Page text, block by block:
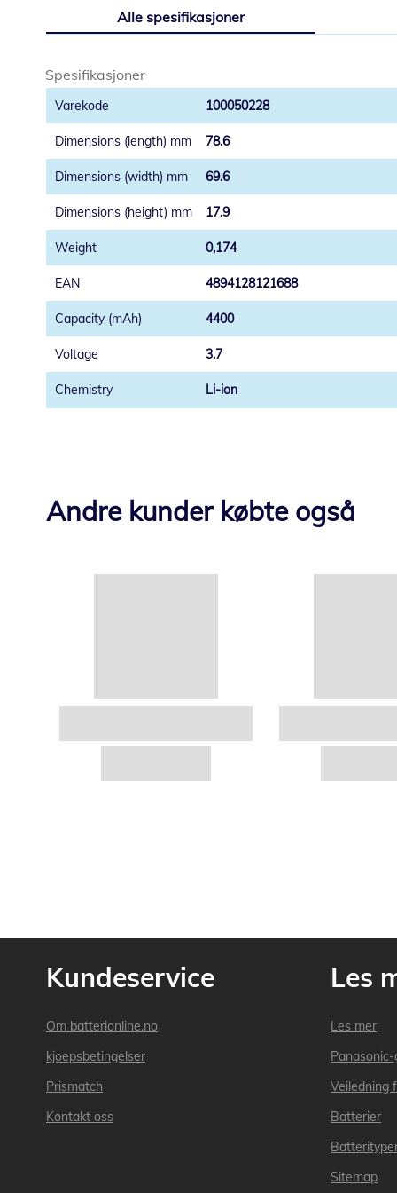
av
Alle spesifikasjoner
Spesifikasjoner
100050228
78.6
69.6
17.9
0,174
4894128121688
4400
3.7
Li-ion
Andre kunder købte også
Kundeservice
Om batterionline.no
kjoepsbetingelser
Prismatch
Kontakt oss
Les
Les mer
Veiledning
Batterier
Sitemap